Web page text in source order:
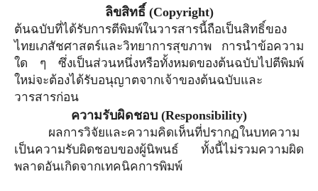
ลิขสิทธิ์(Copyright)
ต้นฉบับที่ได้รับการตีพิมพ์ในวารสารนี้ถือเป็นสิทธิ์ของ
ไทยเภสัชศาสตร์และวิทยาการสุขภาพ การนำข้อความ
ใด ๆ ซึ่งเป็นส่วนหนึ่งหรือทั้งหมดของต้นฉบับไปตีพิมพ์
ใหม่จะต้องได้รับอนุญาตจากเจ้าของต้นฉบับและ
วารสารก่อน
ความรับผิดชอบ (Responsibility)
ผลการวิจัยและความคิดเห็นที่ปรากฏในบทความ
เป็นความรับผิดชอบของผู้นิพนธ์ ทั้งนี้ไม่รวมความผิด
พลาดอันเกิดจากเทคนิคการพิมพ์